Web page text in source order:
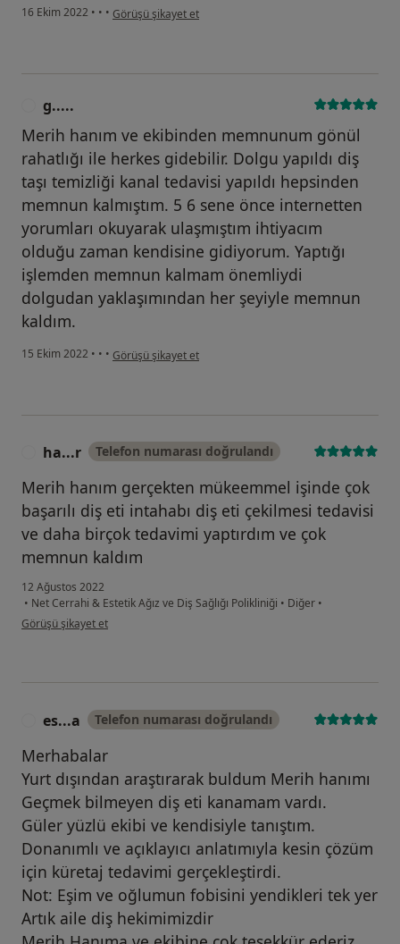
16 Ekim 2022 • • • kullanıcının görüşüne göre t.....
Görüşü şikayet et
g.....
Merih hanım ve ekibinden memnunum gönül
rahatlığı ile herkes gidebilir. Dolgu yapıldı diş
taşı temizliği kanal tedavisi yapıldı hepsinden
memnun kalmıştım. 5 6 sene önce internetten
yorumları okuyarak ulaşmıştım ihtiyacım
olduğu zaman kendisine gidiyorum. Yaptığı
işlemden memnun kalmam önemliydi
dolgudan yaklaşımından her şeyiyle memnun
kaldım.
15 Ekim 2022 • • • kullanıcının görüşüne göre g.....
Görüşü şikayet et
ha...r Telefon numarası doğrulandı
Merih hanım gerçekten mükeemmel işinde çok
başarılı diş eti intahabı diş eti çekilmesi tedavisi
ve daha birçok tedavimi yaptırdım ve çok
memnun kaldım
12 Ağustos 2022
• Net Cerrahi & Estetik Ağız ve Diş Sağlığı Polikliniği • Diğer •
kullanıcının görüşüne göre ha...r
Görüşü şikayet et
es...a Telefon numarası doğrulandı
Merhabalar
Yurt dışından araştırarak buldum Merih hanımı
Geçmek bilmeyen diş eti kanamam vardı.
Güler yüzlü ekibi ve kendisiyle tanıştım.
Donanımlı ve açıklayıcı anlatımıyla kesin çözüm
için küretaj tedavimi gerçekleştirdi.
Not: Eşim ve oğlumun fobisini yendikleri tek yer
Artık aile diş hekimimizdir